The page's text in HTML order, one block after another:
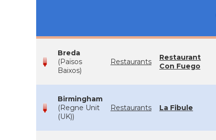
Breda
(Països
Baixos)
Restaurants
Restaurant
Con Fuego
Birmingham
(Regne Unit
(UK))
Restaurants La Fibule